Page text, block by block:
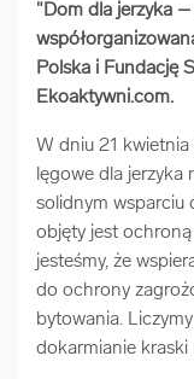
Usługi
Osuszanie
Pozostałe usługi
"Dom dla jerzyka
Polska i Fundację
Ekoaktywni.com.
W dniu 21
lęgowe dla jerzyka
solidnym wsparciu
objęty jest
jesteśmy, że
do ochrony
bytowania.
dokarmianie kraski